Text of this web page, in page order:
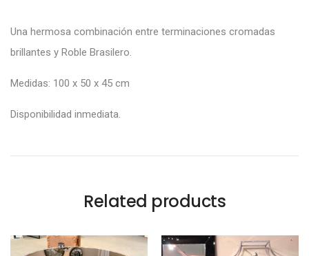
Una hermosa combinación entre terminaciones cromadas
brillantes y Roble Brasilero.
Medidas: 100 x 50 x 45 cm
Disponibilidad inmediata.
Related products